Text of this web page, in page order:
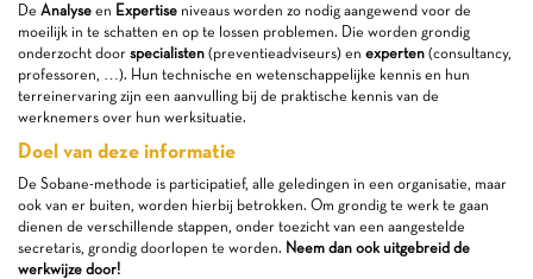
De Analyse en Expertise niveaus worden zo nodig aangewend voor de
moeilijk in te schatten en op te lossen problemen. Die worden grondig
onderzocht door specialisten (preventieadviseurs) en experten (consultancy,
professoren, …). Hun technische en wetenschappelijke kennis en hun
terreinervaring zijn een aanvulling bij de praktische kennis van de
werknemers over hun werksituatie.
Doel van deze informatie
De Sobane-methode is participatief, alle geledingen in een organisatie, maar
ook van er buiten, worden hierbij betrokken. Om grondig te werk te gaan
dienen de verschillende stappen, onder toezicht van een aangestelde
secretaris, grondig doorlopen te worden. Neem dan ook uitgebreid de
werkwijze door!